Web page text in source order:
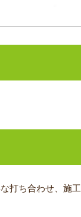
打ち合わせ、施工